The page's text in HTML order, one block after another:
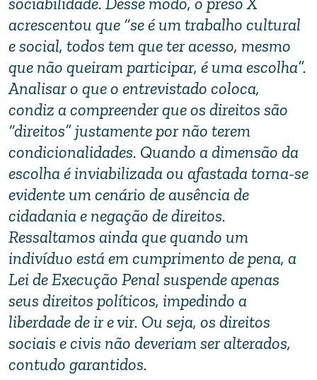
acrescentou que “se é um trabalho cultural
e social, todos tem que ter acesso, mesmo
que não queiram participar, é uma escolha”.
Analisar o que o entrevistado coloca,
condiz a compreender que os direitos são
“direitos” justamente por não terem
condicionalidades. Quando a dimensão da
escolha é inviabilizada ou afastada torna-se
evidente um cenário de ausência de
cidadania e negação de direitos.
Ressaltamos ainda que quando um
indivíduo está em cumprimento de pena, a
Lei de Execução Penal suspende apenas
seus direitos políticos, impedindo a
liberdade de ir e vir. Ou seja, os direitos
sociais e civis não deveriam ser alterados,
contudo garantidos.